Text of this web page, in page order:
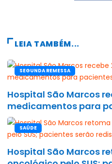
LEIA TAMBÉM...
SEGUNDA REMESSA
Hospital São Marcos
medicamentos para
SAÚDE
Hospital São Marcos